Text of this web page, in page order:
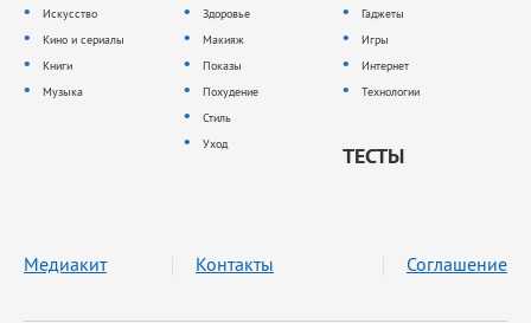
Искусство
Кино и сериалы
Книги
Музыка
Здоровье
Макияж
Показы
Похудение
Стиль
Уход
Гаджеты
Игры
Интернет
Технологии
ТЕСТЫ
Медиакит Контакты Соглашение